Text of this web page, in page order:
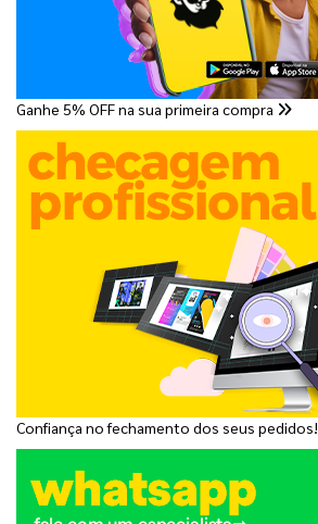
Ganhe 5% OFF na sua primeira compra
Confiança no fechamento dos seus pedidos!